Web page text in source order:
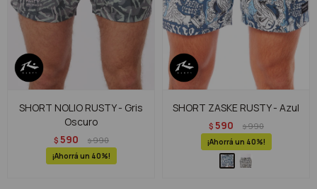
SHORT NOLIO RUSTY - Gris
Oscuro
$ 590 $990
40
SHORT ZASKE RUSTY - Azul
$ 590 $990
40